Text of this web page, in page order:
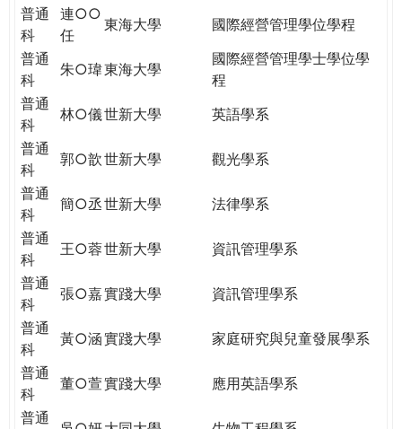
普通
科
連○○
任
東海大學
國際經營管理學位學程
普通
科
朱○瑋東海大學
國際經營管理學士學位學
程
普通
科
林○儀世新大學
英語學系
普通
科
郭○歆世新大學
觀光學系
普通
科
簡○丞世新大學
法律學系
普通
科
王○蓉世新大學
資訊管理學系
普通
科
張○嘉實踐大學
資訊管理學系
普通
科
黃○涵實踐大學
家庭研究與兒童發展學系
普通
科
董○萱實踐大學
應用英語學系
普通